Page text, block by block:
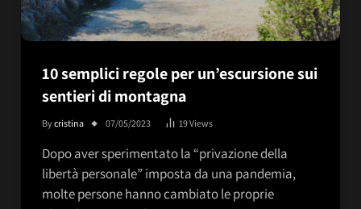
10 semplici regole per un’escursione sui
sentieri di montagna
Bycristina 07/05/2023 19Views
Dopo aver sperimentato la “privazione della
libertà personale” imposta da una pandemia,
molte persone hanno cambiato le proprie